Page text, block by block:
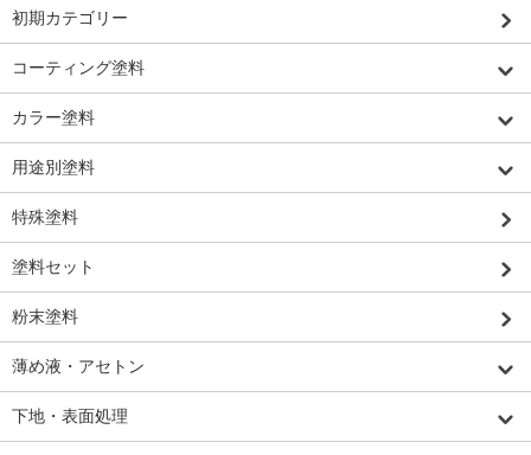
初期カテゴリー
コーティング塗料
カラー塗料
用途別塗料
特殊塗料
塗料セット
粉末塗料
薄め液・アセトン
下地・表面処理